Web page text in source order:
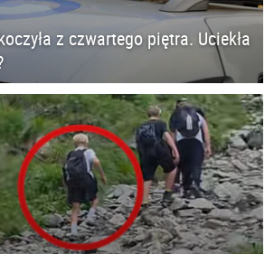
z czwartego piętra. Uciekła